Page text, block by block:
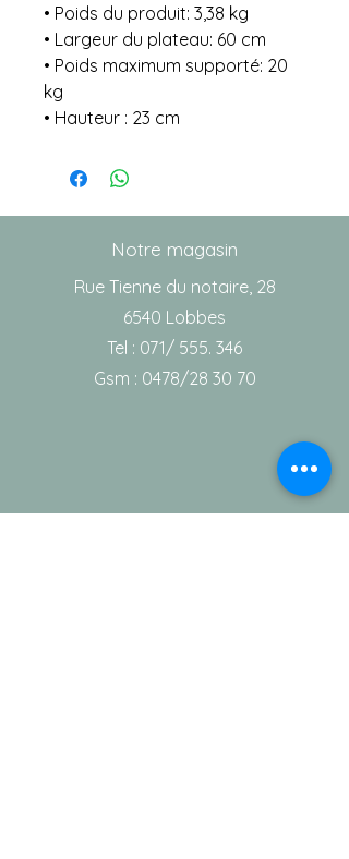
• Poids du produit: 3,38 kg
• Largeur du plateau: 60 cm
• Poids maximum supporté: 20
kg
• Hauteur : 23 cm
Notre magasin
Rue Tienne du notaire, 28
6540 Lobbes
Tel : 071/ 555. 346
Gsm : 0478/28 30 70